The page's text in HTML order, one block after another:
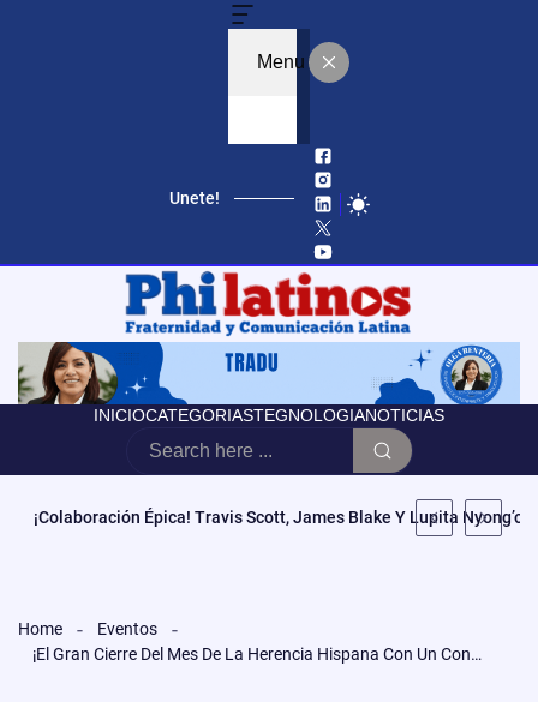
Menu
Unete!
INICIOCATEGORIASTEGNOLOGIANOTICIAS
Educación, Autonomía Y Poder Cívico: El Modelo De CCATE Que
Home
Eventos
¡El Gran Cierre Del Mes De La Herencia Hispana Con Un Concierto Vibrante En LOVE Park!